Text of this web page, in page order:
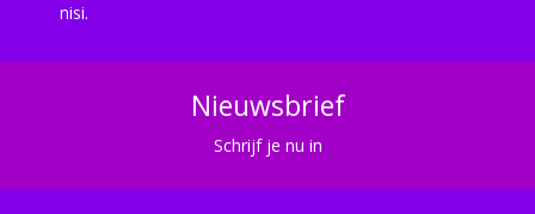
nisi.
Nieuwsbrief
Schrijf je nu in